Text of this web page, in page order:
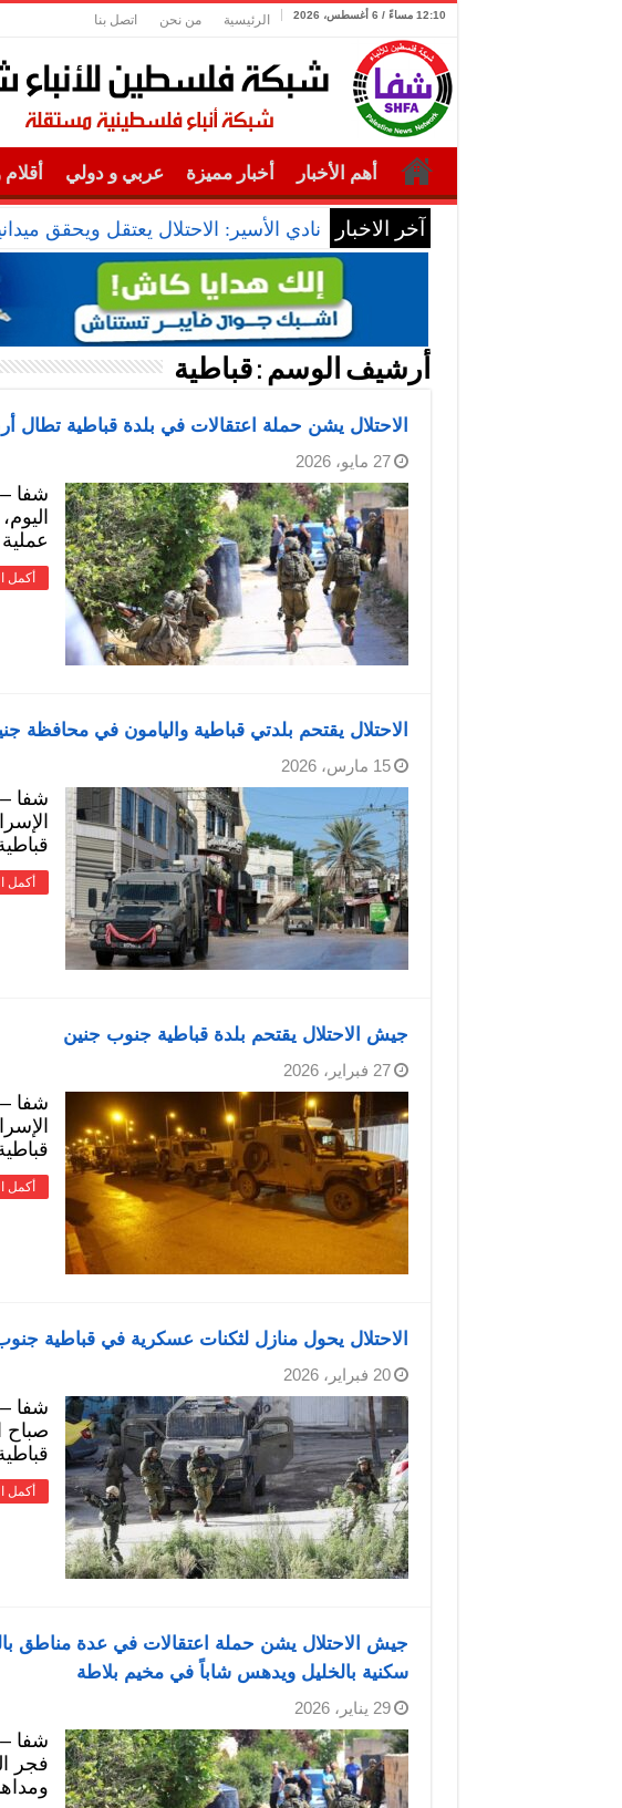
12:10 مساءً / 6 أغسطس، 2026 الرئيسية من نحن اتصل بنا
أهم الأخبار أخبار مميزة عربي و دولي
آخر الاخبار نادي الأسير: الاحتلال يعتقل ويحقق ميدانياً مع أكثر من
أرشيف الوسم :قباطية
الاحتلال يشن حملة اعتقالات في بلدة قباطية تطال
27 مايو، 2026
شفا –
أكمل
الاحتلال يقتحم بلدتي قباطية واليامون في محافظة
15 مارس، 2026
شفا
أكمل
جيش الاحتلال يقتحم بلدة قباطية جنوب جنين
27 فبراير، 2026
شفا
أكمل
الاحتلال يحول منازل لثكنات عسكرية في قباطية
20 فبراير، 2026
شفا –
صباح
أكمل
جيش الاحتلال يشن حملة اعتقالات في عدة مناطق
سكنية بالخليل ويدهس شاباً في مخيم بلاطة
29 يناير، 2026
شفا –
فجر